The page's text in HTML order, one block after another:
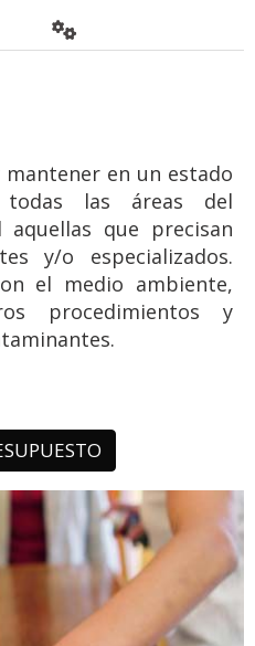
en un estado
las áreas del
aquellas que precisan
y/o especializados.
el medio ambiente,
procedimientos y